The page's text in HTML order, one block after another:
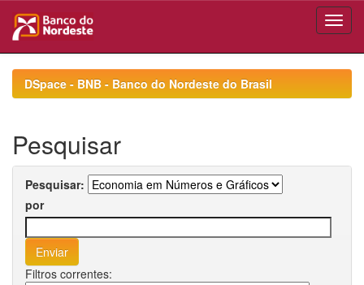
navigationDSpace - BNB - Banco do Nordeste do Brasil
Pesquisar
Pesquisar:
por
Filtros correntes: